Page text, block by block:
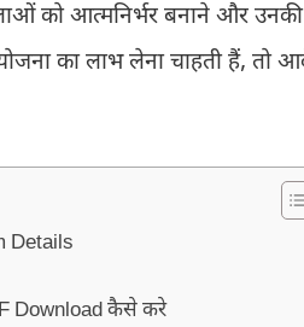
को आत्मनिर्भर बनाने और
का लाभ लेना चाहती हैं, तो
Details
Download कैसे करे